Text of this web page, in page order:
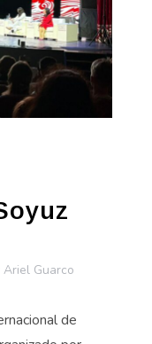
Ariel Guarco
de